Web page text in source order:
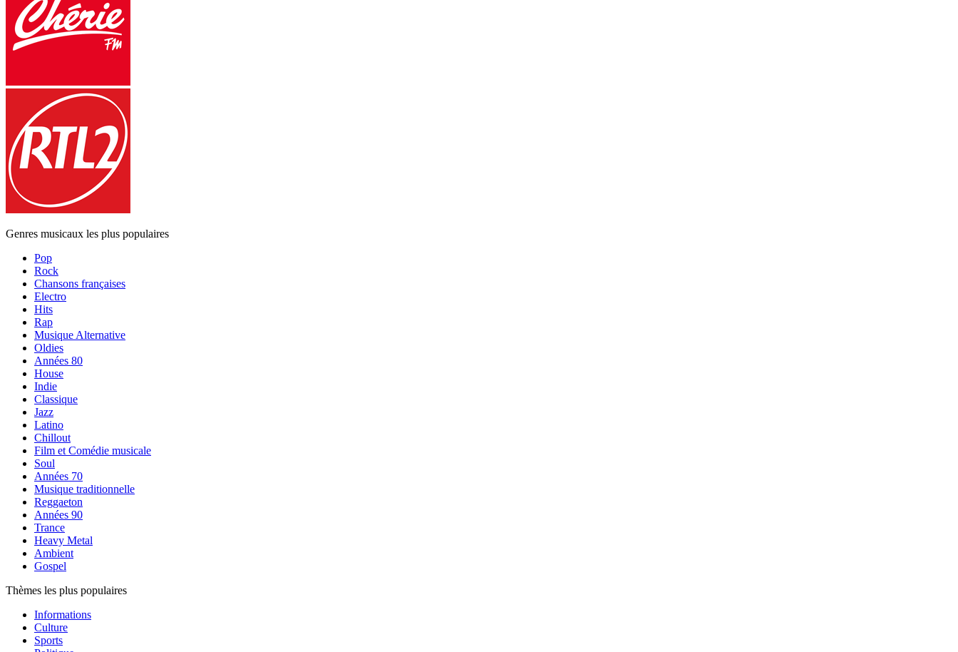
Genres musicaux les plus populaires
Pop
Rock
Chansons françaises
Electro
Hits
Rap
Musique Alternative
Oldies
Années 80
House
Indie
Classique
Jazz
Latino
Chillout
Film et Comédie musicale
Soul
Années 70
Musique traditionnelle
Reggaeton
Années 90
Trance
Heavy Metal
Ambient
Gospel
Thèmes les plus populaires
Informations
Culture
Sports